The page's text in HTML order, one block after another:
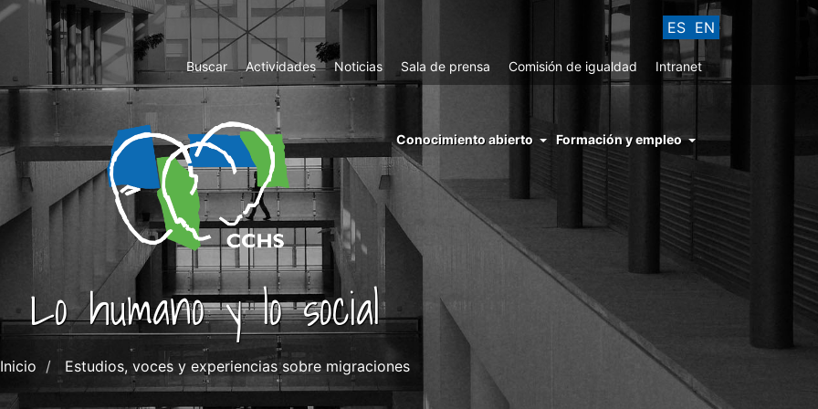
ES EN
Top
Menu
Buscar Actividades Noticias Sala de prensa Comisión de igualdad Intranet
menu
right
cchs
conocimiento
abierto
Conocimiento abierto Formación y empleo
Lo humano y lo social
Inicio Estudios, voces y experiencias sobre migraciones